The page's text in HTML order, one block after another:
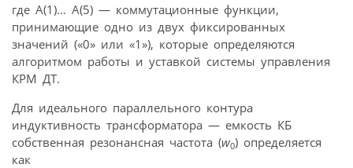
где А(1)… А(5) — коммутационные функции,
принимающие одно из двух фиксированных
значений («0» или «1»), которые определяются
алгоритмом работы и уставкой системы управления
КРМ ДТ.
Для идеального параллельного контура
индуктивность трансформатора — емкость КБ
собственная резонансная частота (w0) определяется
как